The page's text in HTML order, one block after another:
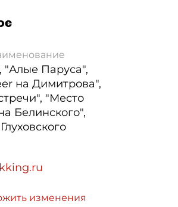
"Алые Паруса",
на Димитрова",
"Место
Белинского",
изменения